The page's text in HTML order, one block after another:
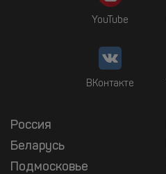
YouTube
ВКонтакте
Россия
Беларусь
Подмосковье